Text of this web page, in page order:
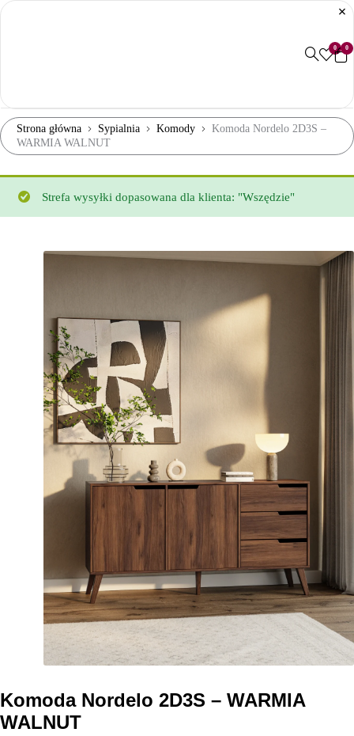
0 0
Strona główna Sypialnia Komody
Komoda Nordelo 2D3S –
WARMIA WALNUT
Strefa wysyłki dopasowana dla klienta: "Wszędzie"
Komoda Nordelo 2D3S – WARMIA
WALNUT